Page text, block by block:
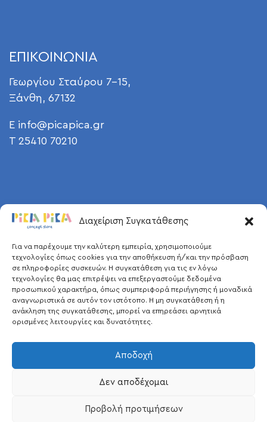
Διαχείριση Συγκατάθεσης
Για να παρέχουμε την καλύτερη εμπειρία, χρησιμοποιούμε
τεχνολογίες όπως cookies για την αποθήκευση ή/και την πρόσβαση
σε πληροφορίες συσκευών. Η συγκατάθεση για τις εν λόγω
τεχνολογίες θα μας επιτρέψει να επεξεργαστούμε δεδομένα
προσωπικού χαρακτήρα, όπως συμπεριφορά περιήγησης ή μοναδικά
αναγνωριστικά σε αυτόν τον ιστότοπο. Η μη συγκατάθεση ή η
ανάκληση της συγκατάθεσης, μπορεί να επηρεάσει αρνητικά
ορισμένες λειτουργίες και δυνατότητες.
Αποδοχή
Δεν αποδέχομαι
Προβολή προτιμήσεων
ΕΠΙΚΟΙΝΩΝΙΑ
Γεωργίου Σταύρου 7-15,
Ξάνθη, 67132
E info@picapica.gr
T 25410 70210
Pica Pica © 2026.